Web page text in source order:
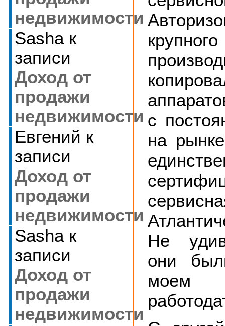
недвижимости
Sashaк
записи
Доход от
продажи
недвижимости
Евгений к
записи
Доход от
продажи
недвижимости
Sashaк
записи
Доход от
продажи
недвижимости
крупного
с
на
Не
они